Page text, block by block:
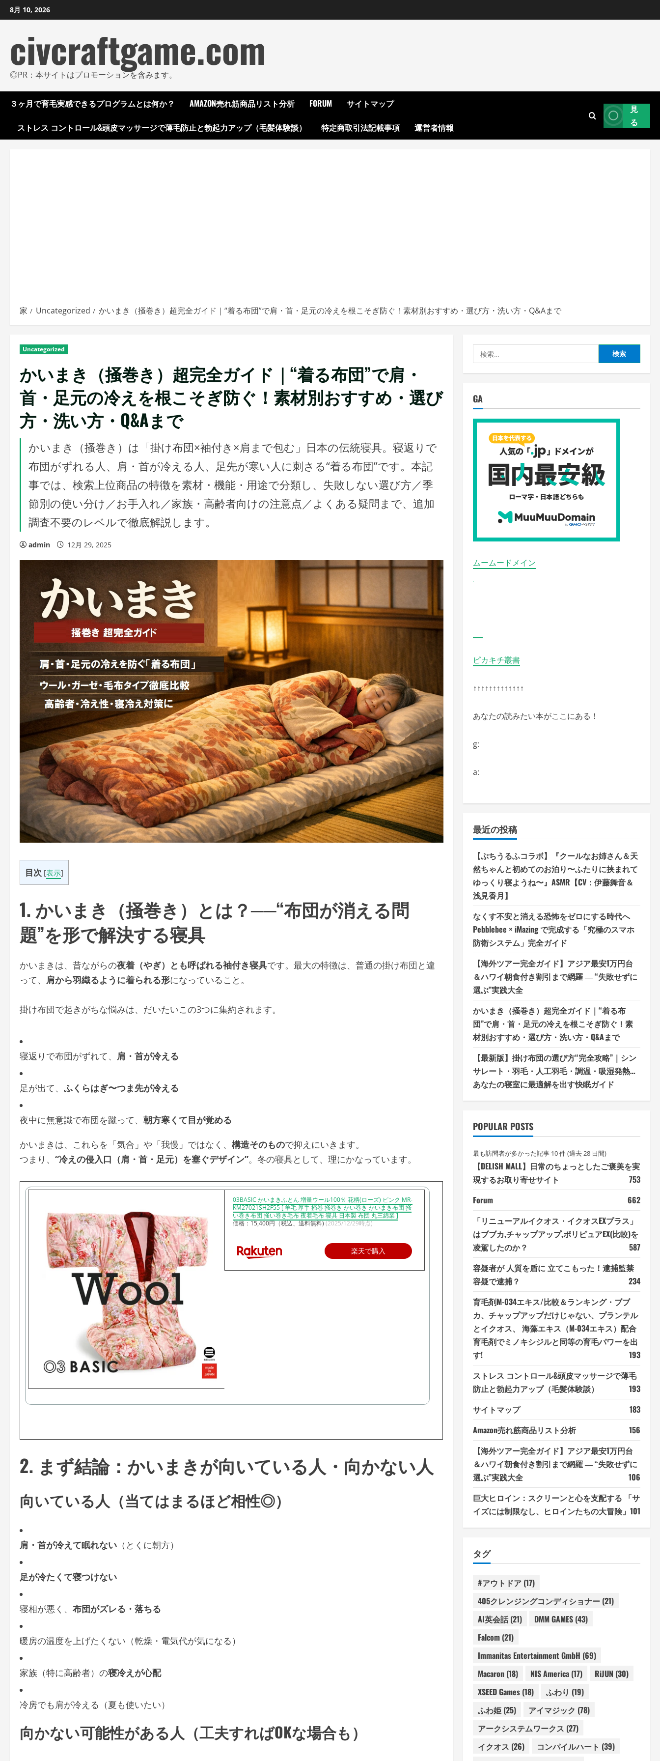
ン
し
8月 10, 2026
civcraftgame.com
◎PR：本サイトはプロモーションを含みます。
３ヶ月で育毛実感できるプログラムとは何か？ AMAZON売れ筋商品リスト分析 FORUM サイトマップ
ストレス コントロール&頭皮マッサージで薄毛防止と勃起力アップ（毛髪体験談） 特定商取引法記載事項 運営者情報
見
る
家 Uncategorized かいまき（掻巻き）超完全ガイド｜“着る布団”で肩・首・足元の冷えを根こそぎ防ぐ！素材別おすすめ・選び方・洗い方・Q&Aまで
Uncategorized
かいまき（掻巻き）超完全ガイド｜“着る布団”で肩・
首・足元の冷えを根こそぎ防ぐ！素材別おすすめ・選び
方・洗い方・Q&Aまで
かいまき（掻巻き）は「掛け布団×袖付き×肩まで包む」日本の伝統寝具。寝返りで
布団がずれる人、肩・首が冷える人、足先が寒い人に刺さる“着る布団”です。本記
事では、検索上位商品の特徴を素材・機能・用途で分類し、失敗しない選び方／季
節別の使い分け／お手入れ／家族・高齢者向けの注意点／よくある疑問まで、追加
調査不要のレベルで徹底解説します。
admin 12月 29, 2025
目次 [表示]
1. かいまき（掻巻き）とは？──“布団が消える問
題”を形で解決する寝具
かいまきは、昔ながらの夜着（やぎ）とも呼ばれる袖付き寝具です。最大の特徴は、普通の掛け布団と違
って、 肩から羽織るように着られる形になっていること。
掛け布団で起きがちな悩みは、だいたいこの3つに集約されます。
寝返りで布団がずれて、 肩・首が冷える
足が出て、 ふくらはぎ〜つま先が冷える
夜中に無意識で布団を蹴って、 朝方寒くて目が覚める
かいまきは、これらを「気合」や「我慢」ではなく、 構造そのもので抑えにいきます。
つまり、 “冷えの侵入口（肩・首・足元）を塞ぐデザイン”。冬の寝具として、理にかなっています。
03BASIC かいまきふとん 増量ウール100％ 花柄(ローズ) ピンク MR-
KM27021SH2F55 [ 羊毛 厚手 掻巻 掻巻き かい巻き かいまき布団 掻
い巻き布団 掻い巻き毛布 夜着毛布 寝具 日本製 布団 丸三綿業 ]
価格：15,400円（税込、送料無料)(2025/12/29時点)
楽天で購入
2. まず結論：かいまきが向いている人・向かない人
向いている人（当てはまるほど相性◎）
肩・首が冷えて眠れない （とくに朝方）
足が冷たくて寝つけない
寝相が悪く、 布団がズレる・落ちる
暖房の温度を上げたくない（乾燥・電気代が気になる）
家族（特に高齢者）の寝冷えが心配
冷房でも肩が冷える（夏も使いたい）
向かない可能性がある人（工夫すればOKな場合も）
索:
GA
ムームードメイン
ピカキチ叢書
↑↑↑↑↑↑↑↑↑↑↑↑↑
あなたの読みたい本がここにある！
g:
a:
最近の投稿
【ぷちうるふコラボ】『クールなお姉さん＆天
然ちゃんと初めてのお泊り〜ふたりに挟まれて
ゆっくり寝ようね〜』ASMR【CV：伊藤舞音＆
浅見香月】
なくす不安と消える恐怖をゼロにする時代へ
Pebblebee × iMazing で完成する「究極のスマホ
防衛システム」完全ガイド
【海外ツアー完全ガイド】アジア最安1万円台
＆ハワイ朝食付き割引まで網羅 ― “失敗せずに
選ぶ”実践大全
かいまき（掻巻き）超完全ガイド｜“着る布
団”で肩・首・足元の冷えを根こそぎ防ぐ！素
材別おすすめ・選び方・洗い方・Q&Aまで
【最新版】掛け布団の選び方“完全攻略”｜シン
サレート・羽毛・人工羽毛・調温・吸湿発熱…
あなたの寝室に最適解を出す快眠ガイド
POPULAR POSTS
最も訪問者が多かった記事 10 件 (過去 28 日間)
【DELISH MALL】日常のちょっとしたご褒美を実
現するお取り寄せサイト
753
Forum
662
「リニューアルイクオス・イクオスEXプラス」
はブブカ,チャップアップ,ポリピュアEX(比較)を
凌駕したのか？
587
容疑者が 人質を盾に 立てこもった！逮捕監禁
容疑で逮捕？
234
育毛剤M-034エキス/比較＆ランキング・ブブ
カ、チャップアップだけじゃない、プランテル
とイクオス、 海藻エキス（M-034エキス）配合
育毛剤でミノキシジルと同等の育毛パワーを出
す!
193
ストレス コントロール&頭皮マッサージで薄毛
防止と勃起力アップ（毛髪体験談）
193
サイトマップ
183
Amazon売れ筋商品リスト分析
156
【海外ツアー完全ガイド】アジア最安1万円台
＆ハワイ朝食付き割引まで網羅 ― “失敗せずに
選ぶ”実践大全
106
巨大ヒロイン：スクリーンと心を支配する 「サ
イズには制限なし、ヒロインたちの大冒険」 101
タグ
#アウトドア(17)
405クレンジングコンディショナー(21)
AI英会話(21) DMM GAMES(43)
Falcom(21)
Immanitas Entertainment GmbH (69)
Macaron(18) NIS America(17) RiJUN (30)
XSEED Games(18) ふわり (19)
ふわ姫(25) アイマジック (78)
アークシステムワークス (27)
イクオス (26) コンパイルハート (39)